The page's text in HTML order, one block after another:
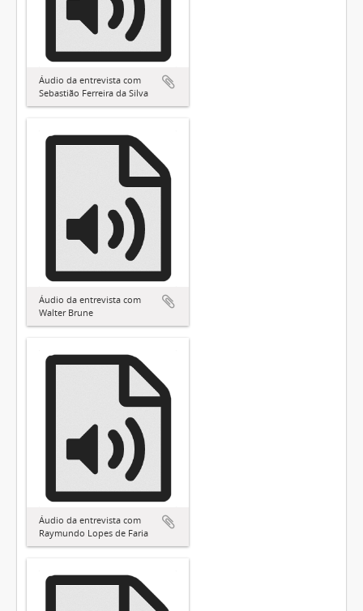
Áudio da entrevista com
Sebastião Ferreira da Silva
Áudio da entrevista com
Walter Brune
Áudio da entrevista com
Raymundo Lopes de Faria